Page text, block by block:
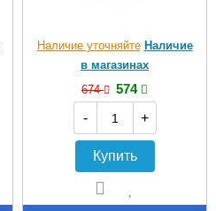
Наличие уточняйте Наличие
в магазинах
674
574
-
+
Купить